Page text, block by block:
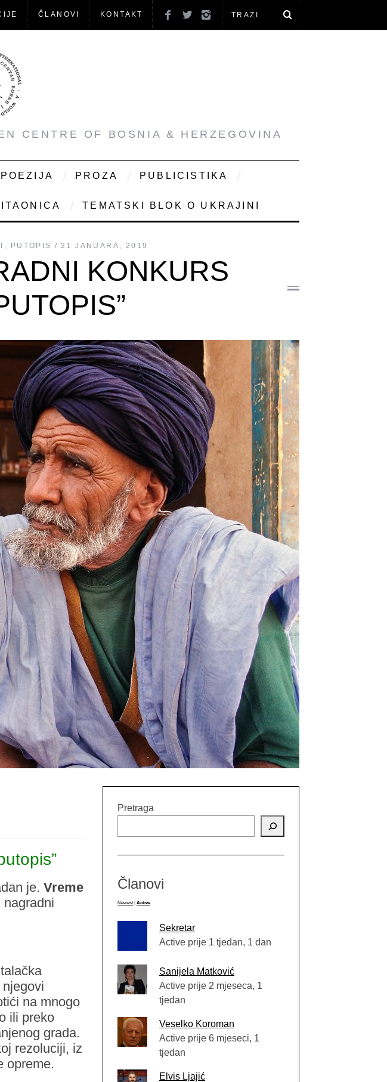
ČLANOVI KONTAKT
CENTRE OF BOSNIA & HERZEGOVINA
POEZIJA PROZA PUBLICISTIKA
TEMATSKI BLOK O UKRAJINI
, PUTOPIS 21 JANUARA, 2019
KONKURS
je. Vreme
na mnogo
ili preko
grada.
rezoluciji, iz
opreme.
Pretraga
Članovi
Newest Active
Sekretar
Active prije 1 tjedan, 1 dan
Sanijela Matković
Active prije 2 mjeseca, 1
tjedan
Veselko Koroman
Active prije 6 mjeseci, 1
tjedan
Elvis Ljajić